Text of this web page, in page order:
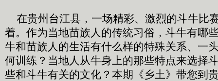
在贵州台江县，一场精彩、激烈的斗牛比
着。作为当地苗族人的传统习俗，斗牛有哪
牛和苗族人的生活有什么样的特殊关系、一
何训练？当地人从牛身上的那些特点来选择
些和斗牛有关的文化？本期《乡土》带您到